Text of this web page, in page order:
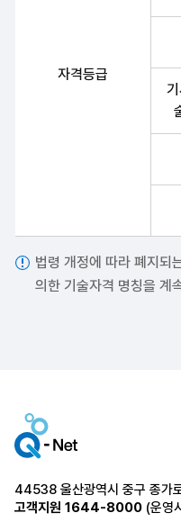
자격등급
법령 개정에 따라 폐지되
의한 기술자격 명칭을 계
44538 울산광역시 중구 종가
고객지원 1644-8000 (운영